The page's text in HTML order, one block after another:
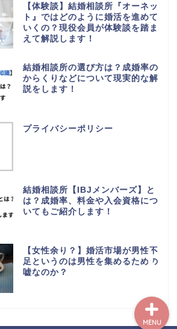
【体験談】結婚相談所『オーネッ
ト』ではどのように婚活を進めて
いくの？現役会員が体験談を踏ま
えて解説します！
結婚相談所の選び方は？成婚率の
からくりなどについて現実的な解
説をします！
プライバシーポリシー
結婚相談所【IBJメンバーズ】と
は？成婚率、料金や入会資格につ
いてもご紹介します！
【女性余り？】婚活市場が男性不
足というのは男性を集めるための
嘘なのか？
MENU
【はじめての方へ】この
ブログについて
ートガイド｜最初にやる
コラム
プライバシーポリシー